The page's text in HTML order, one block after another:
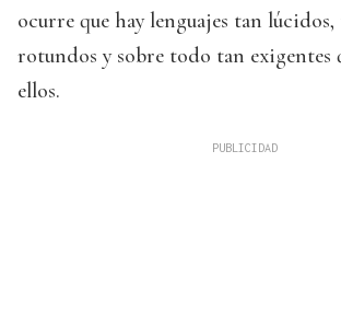
ocurre que hay lenguajes tan
rotundos y sobre todo tan exigentes
ellos.